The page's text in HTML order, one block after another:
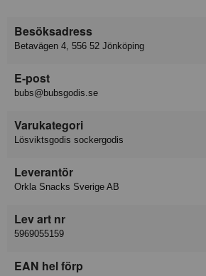
Besöksadress
Betavägen 4, 556 52 Jönköping
E-post
bubs@bubsgodis.se
Varukategori
Lösviktsgodis sockergodis
Leverantör
Orkla Snacks Sverige AB
Lev art nr
5969055159
EAN hel förp